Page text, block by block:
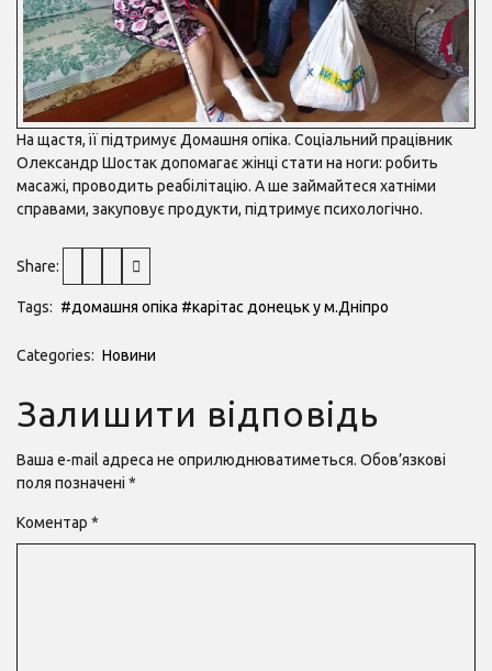
На щастя, її підтримує Домашня опіка. Соціальний працівник
Олександр Шостак допомагає жінці стати на ноги: робить
масажі, проводить реабілітацію. А ше займайтеся хатніми
справами, закуповує продукти, підтримує психологічно.
Share:
Tags: #домашня опіка #карітас донецьк у м.Дніпро
Categories: Новини
Залишити відповідь
Ваша e-mail адреса не оприлюднюватиметься. Обов’язкові
поля позначені *
Коментар *